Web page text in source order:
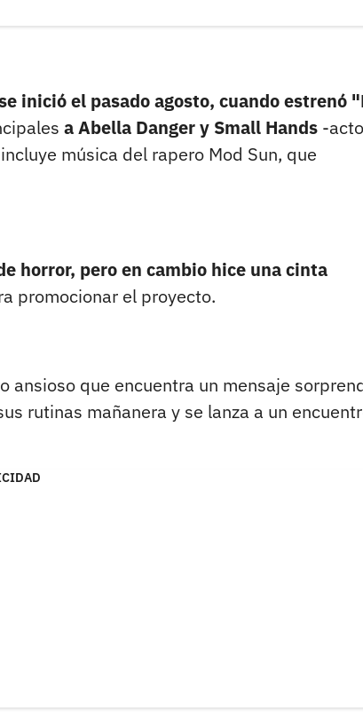
inició el pasado agosto, cuando estrenó
a Abella Danger y Small Hands -
música del rapero Mod Sun, que
horror, pero en cambio hice una cinta
promocionar el proyecto.
ansioso que encuentra un mensaje
rutinas mañanera y se lanza a un